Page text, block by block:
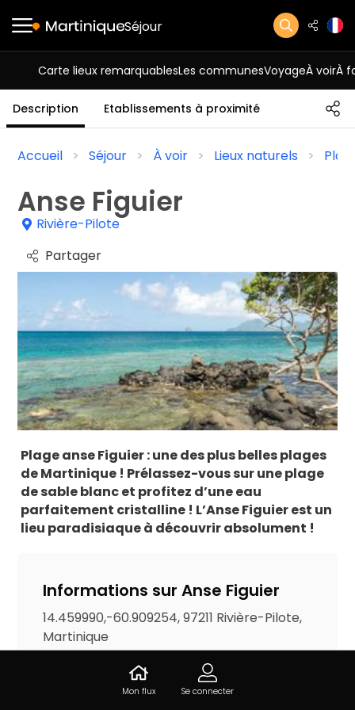
Séjour
Carte lieux remarquablesLes communesVoyageÀ voirÀ
Description Etablissements à proximité
Accueil Séjour À voir Lieux naturels
Anse Figuier
Rivière-Pilote
Partager
Plage anse Figuier : une des plus belles plages
de Martinique ! Prélassez-vous sur une plage
de sable blanc et profitez d’une eau
parfaitement cristalline ! L’Anse Figuier est un
lieu paradisiaque à découvrir absolument !
Informations sur Anse Figuier
14.459990,-60.909254, 97211 Rivière-Pilote,
Martinique
Liste d'accèsMon flux Se connecter